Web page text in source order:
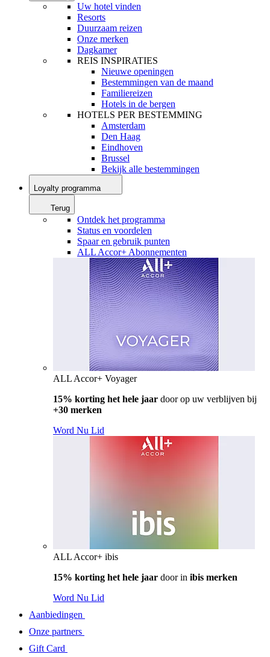
Uw hotel vinden
Resorts
Duurzaam reizen
Onze merken
Dagkamer
REIS INSPIRATIES
Nieuwe openingen
Bestemmingen van de maand
Familiereizen
Hotels in de bergen
HOTELS PER BESTEMMING
Amsterdam
Den Haag
Eindhoven
Brussel
Bekijk alle bestemmingen
Loyalty programma
Terug
Ontdek het programma
Status en voordelen
Spaar en gebruik punten
ALL Accor+ Abonnementen
ALL Accor+ Voyager
15% korting het hele jaar door op uw verblijven bij
+30 merken
Word Nu Lid
ALL Accor+ ibis
15% korting het hele jaar door in ibis merken
Word Nu Lid
Aanbiedingen
Onze partners
Gift Card